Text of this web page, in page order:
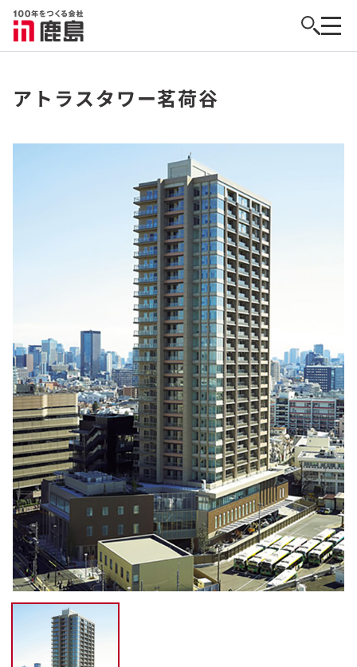
アトラスタワー茗荷谷